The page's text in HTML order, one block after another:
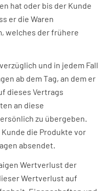
hat oder bis der Kunde
er die Waren
welches der frühere
und in jedem Fall
ab dem Tag, an dem er
dieses Vertrags
an diese
zu übergeben.
die Produkte vor
absendet.
Wertverlust der
Wertverlust auf